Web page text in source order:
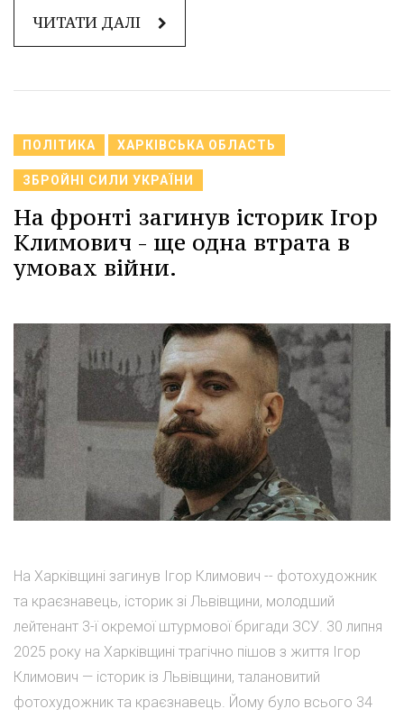
ЧИТАТИ ДАЛІ
ПОЛІТИКА ХАРКІВСЬКА ОБЛАСТЬ
ЗБРОЙНІ СИЛИ УКРАЇНИ
На фронті загинув історик Ігор
Климович - ще одна втрата в
умовах війни.
На Харківщині загинув Ігор Климович -- фотохудожник
та краєзнавець, історик зі Львівщини, молодший
лейтенант 3-ї окремої штурмової бригади ЗСУ. 30 липня
2025 року на Харківщині трагічно пішов з життя Ігор
Климович — історик із Львівщини, талановитий
фотохудожник та краєзнавець. Йому було всього 34